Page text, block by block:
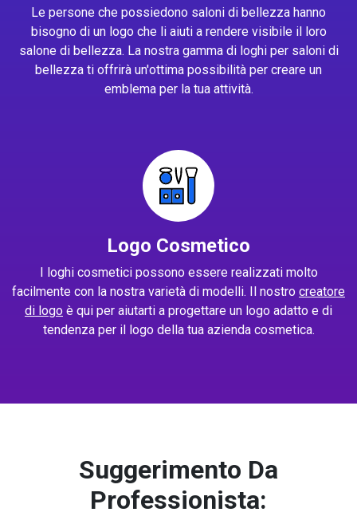
Le persone che possiedono saloni di bellezza hanno
bisogno di un logo che li aiuti a rendere visibile il loro
salone di bellezza. La nostra gamma di loghi per saloni di
bellezza ti offrirà un'ottima possibilità per creare un
emblema per la tua attività.
Logo Cosmetico
I loghi cosmetici possono essere realizzati molto
facilmente con la nostra varietà di modelli. Il nostro creatore
di logo è qui per aiutarti a progettare un logo adatto e di
tendenza per il logo della tua azienda cosmetica.
Suggerimento Da
Professionista: